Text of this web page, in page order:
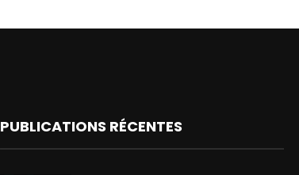
PUBLICATIONS RÉCENTES